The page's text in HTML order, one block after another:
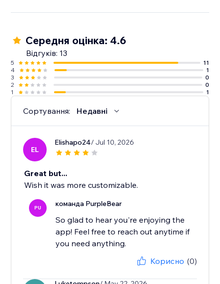
Середня оцінка: 4.6
Відгуків: 13
5
11
4
1
3
0
2
0
1
1
Сортування: Недавні
EL
Elishapo24/ Jul 10, 2026
Great but...
Wish it was more customizable.
PU команда PurpleBear
So glad to hear you're enjoying the
app! Feel free to reach out anytime if
you need anything.
Корисно (0)